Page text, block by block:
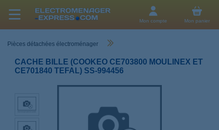
Mon compte Mon panier
Pièces détachées électroménager
CACHE BILLE (COOKEO CE703800 MOULINEX ET
CE701840 TEFAL) SS-994456